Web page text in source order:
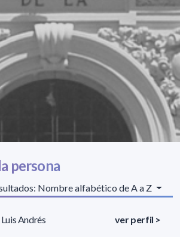
persona
Nombre alfabético de A a Z
Andrés ver perfil >